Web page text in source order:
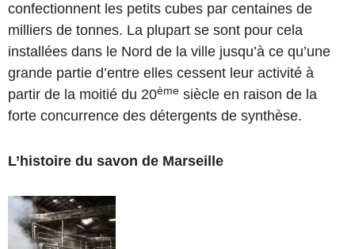
confectionnent les petits cubes par centaines de
milliers de tonnes. La plupart se sont pour cela
installées dans le Nord de la ville jusqu’à ce qu’une
grande partie d’entre elles cessent leur activité à
partir de la moitié du 20ème siècle en raison de la
forte concurrence des détergents de synthèse.
L’histoire du savon de Marseille